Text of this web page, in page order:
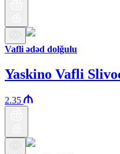
Vafli ədəd dolğulu
Yaskino Vafli
2.35